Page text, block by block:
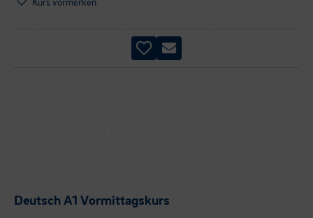
Kurs vormerken
Deutsch A1 Vormittagskurs